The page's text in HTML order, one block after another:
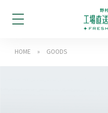
HOME » GOODS